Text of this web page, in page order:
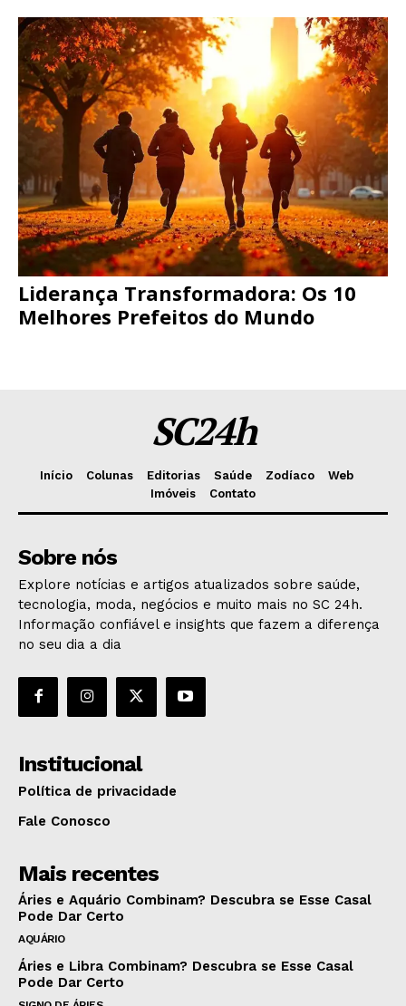
Liderança Transformadora: Os 10
Melhores Prefeitos do Mundo
SC24h
Início Colunas Editorias Saúde Zodíaco
Web
Imóveis
Contato
Sobre nós
Explore notícias e artigos atualizados sobre saúde,
tecnologia, moda, negócios e muito mais no SC 24h.
Informação confiável e insights que fazem a diferença
no seu dia a dia
Institucional
Política de privacidade
Fale Conosco
Mais recentes
Áries e Aquário Combinam? Descubra se Esse Casal
Pode Dar Certo
AQUÁRIO
Áries e Libra Combinam? Descubra se Esse Casal
Pode Dar Certo